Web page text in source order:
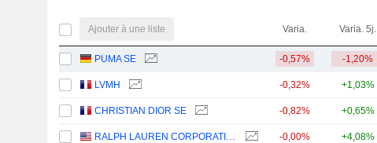
Ajouter à une liste Varia. Varia. 5j.
PUMA SE -0,57% -1,20%
LVMH -0,32% +1,03%
CHRISTIAN DIOR SE -0,82% +0,65%
RALPH LAUREN CORPORATION -0,00% +4,08%